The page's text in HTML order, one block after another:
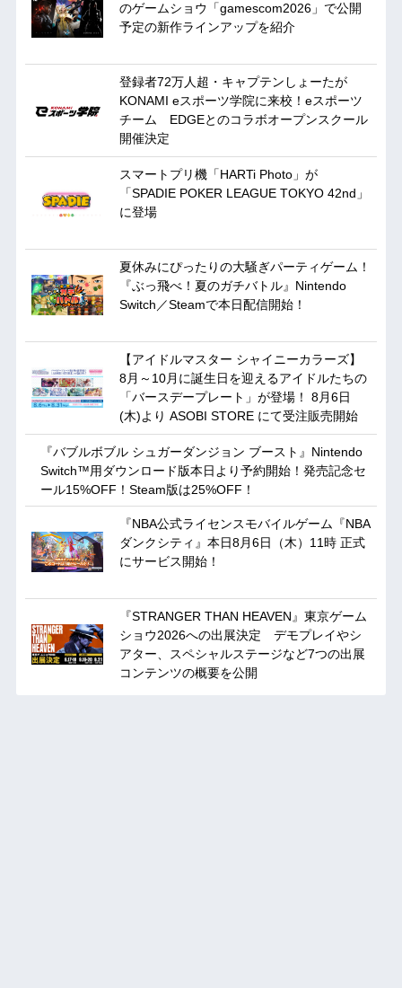
のゲームショウ「gamescom2026」で公開
予定の新作ラインアップを紹介
登録者72万人超・キャプテンしょーたが
KONAMI eスポーツ学院に来校！eスポーツ
チーム EDGEとのコラボオープンスクール
開催決定
スマートプリ機「HARTi Photo」が
「SPADIE POKER LEAGUE TOKYO 42nd」
に登場
夏休みにぴったりの大騒ぎパーティゲーム！
『ぶっ飛べ！夏のガチバトル』Nintendo
Switch／Steamで本日配信開始！
【アイドルマスター シャイニーカラーズ】
8月～10月に誕生日を迎えるアイドルたちの
「バースデープレート」が登場！ 8月6日
(木)より ASOBI STORE にて受注販売開始
『バブルボブル シュガーダンジョン ブースト』Nintendo
Switch™用ダウンロード版本日より予約開始！発売記念セ
ール15%OFF！Steam版は25%OFF！
『NBA公式ライセンスモバイルゲーム『NBA
ダンクシティ』本日8月6日（木）11時 正式
にサービス開始！
『STRANGER THAN HEAVEN』東京ゲーム
ショウ2026への出展決定 デモプレイやシ
アター、スペシャルステージなど7つの出展
コンテンツの概要を公開